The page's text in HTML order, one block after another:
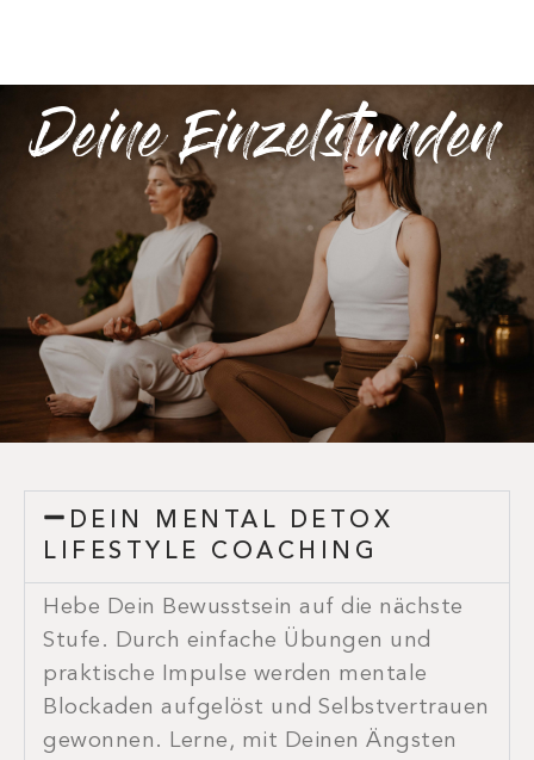
Deine Einzelstunden
DEIN MENTAL DETOX
LIFESTYLE COACHING
Hebe Dein Bewusstsein auf die nächste
Stufe. Durch einfache Übungen und
praktische Impulse werden mentale
Blockaden aufgelöst und Selbstvertrauen
gewonnen. Lerne, mit Deinen Ängsten